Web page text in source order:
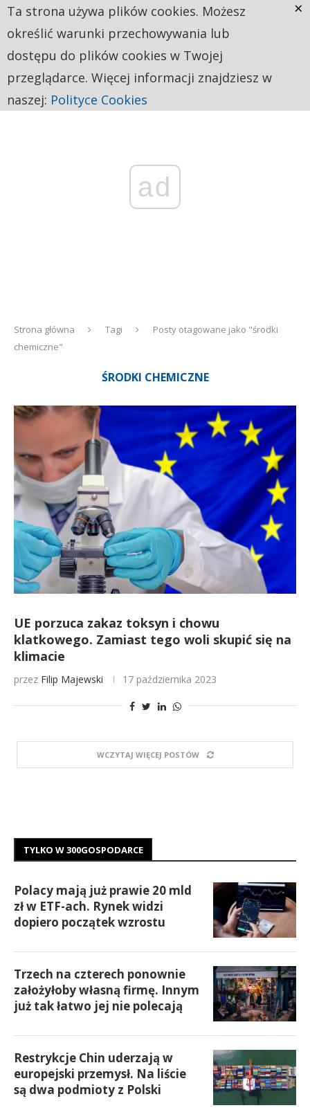
ad
Strona główna Tagi
Posty otagowane jako "środki
chemiczne"
ŚRODKI CHEMICZNE
UE porzuca zakaz toksyn i chowu
klatkowego. Zamiast tego woli skupić się na
klimacie
przez Filip Majewski 17 października 2023
WCZYTAJ WIĘCEJ POSTÓW
TYLKO W 300GOSPODARCE
Polacy mają już prawie 20 mld
zł w ETF-ach. Rynek widzi
dopiero początek wzrostu
Trzech na czterech ponownie
założyłoby własną firmę. Innym
już tak łatwo jej nie polecają
Restrykcje Chin uderzają w
europejski przemysł. Na liście
są dwa podmioty z Polski
Ta strona używa plików cookies. Możesz
określić warunki przechowywania lub
dostępu do plików cookies w Twojej
przeglądarce. Więcej informacji znajdziesz w
naszej: Polityce Cookies
×